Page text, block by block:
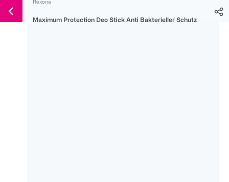
150 Ös
300 Ös
500 Ös
Weiter
zum
Rexona
Maximum Protection Deo Stick Anti Bakterieller Schutz